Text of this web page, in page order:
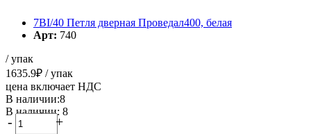
7BI/40 Петля дверная Проведал400, белая
Арт: 740
/ упак
1635.9₽ / упак
цена включает НДС
В наличии:8
В наличии: 8
- +